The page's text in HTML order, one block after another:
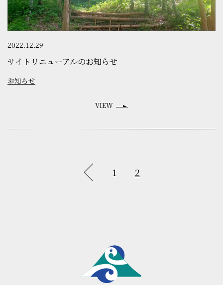
2022.12.29
サイトリニューアルのお知らせ
お知らせ
VIEW
1 2